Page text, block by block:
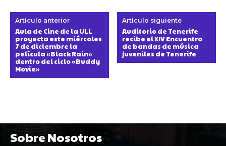
Artículo anterior
Aula de Cine de la ULL
proyecta este miércoles
7 de diciembre la
película «Black Rain»
dentro del ciclo «Buddy
Movie»
Artículo siguiente
Auditorio de Tenerife
recibe el XIV Encuentro
de bandas de música
juveniles de Tenerife
Sobre Nosotros